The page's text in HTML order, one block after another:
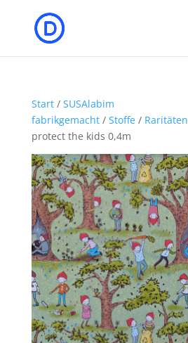
Start/ SUSAlabim
fabrikgemacht/ Stoffe/ Raritäten
protect the kids 0,4m